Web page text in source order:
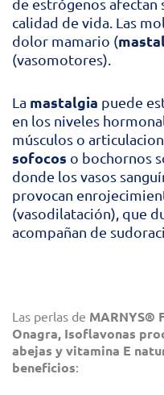
de estrógenos afectan
calidad de vida. Las
dolor mamario (
(vasomotores).
La mastalgia puede
en los niveles
músculos o
sofocos o bochornos
donde los vasos
provocan
(vasodilatación), que
acompañan de
Las perlas de MARNYS®
Onagra, Isoflavonas
abejas y vitamina E
beneficios: